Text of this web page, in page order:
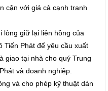
cận với giá cả cạnh tranh
lòng giữ lại liên hồng của
Tiến Phát để yêu cầu xuất
giao tại nhà cho quý Trung
và doanh nghiệp.
và cho phép kỹ thuật dán